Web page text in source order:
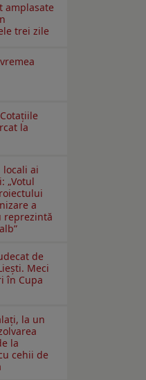
amplasate
trei zile
la
locali ai
„Votul
a
reprezintă
de
Meci
în Cupa
la un
la
cehii de